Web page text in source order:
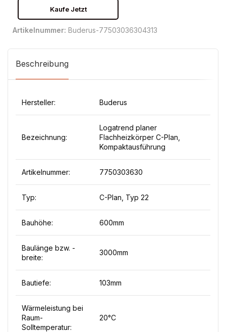
Kaufe Jetzt
Artikelnummer: Buderus-77503036304313
Beschreibung
Hersteller: Buderus
Bezeichnung:
Logatrend planer
Flachheizkörper C-Plan,
Kompaktausführung
Artikelnummer: 7750303630
Typ: C-Plan, Typ 22
Bauhöhe: 600mm
Baulänge bzw. -
breite:
3000mm
Bautiefe: 103mm
Wärmeleistung bei
Raum-
Solltemperatur:
20°C